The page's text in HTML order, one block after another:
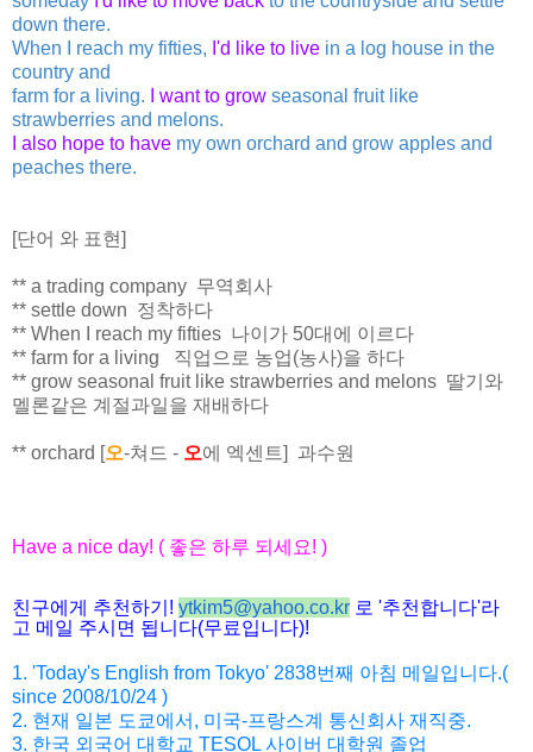
down there.
When I reach my fifties, I'd like to live in a log house in the
country and
farm for a living.
I want to grow seasonal fruit like
strawberries and melons.
I also hope to have my own orchard and grow apples and
peaches there.
[단어 와 표현]
** a trading company 무역회사
** settle down 정착하다
** When I reach my fifties 나이가 50대에 이르다
** farm for a living 직업으로 농업(농사)을 하다
** grow seasonal fruit like strawberries and melons 딸기와
멜론같은 계절과일을 재배하다
** orchard [오-쳐드 - 오에 엑센트] 과수원
Have a nice day! ( 좋은 하루 되세요! )
친구에게 추천하기 ! ytkim5@yahoo.co.kr 로 '추천합니다'라
고 메일 주시면 됩니다(무료입니다)!
1. 'Today's English from Tokyo' 2838번째 아침 메일입니다.(
since 2008/10/24 )
2. 현재 일본 도쿄에서 , 미국-프랑스계 통신회사 재직중.
3. 한국 외국어 대학교 TESOL 사이버 대학원 졸업